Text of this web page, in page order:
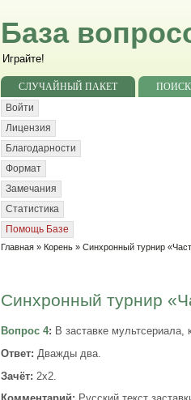
База
Играйте!
СЛУЧАЙНЫЙ ПАКЕТ ПОИСК
Войти
Лицензия
Благодарности
Формат
Замечания
Статистика
Помощь Базе
Главная » Корень »Синхронный турнир
Синхронный турнир
Вопрос 4: В заставке мультсериала,
Ответ: Дважды два.
Зачёт: 2х2.